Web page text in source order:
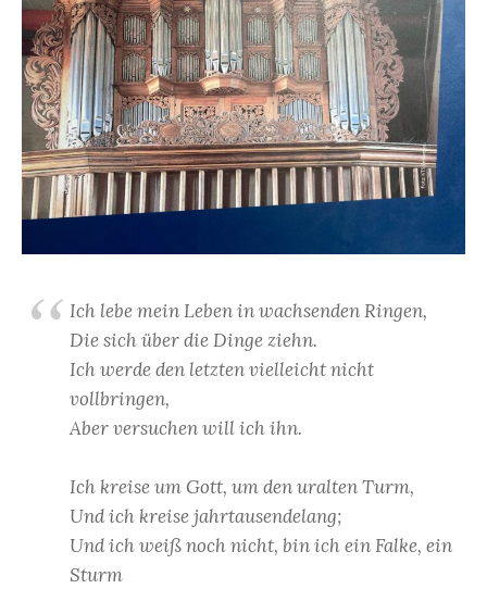
Ich lebe mein Leben in wachsenden Ringen,
Die sich über die Dinge ziehn.
Ich werde den letzten vielleicht nicht
vollbringen,
Aber versuchen will ich ihn.
Ich kreise um Gott, um den uralten Turm,
Und ich kreise jahrtausendelang;
Und ich weiß noch nicht, bin ich ein Falke, ein
Sturm